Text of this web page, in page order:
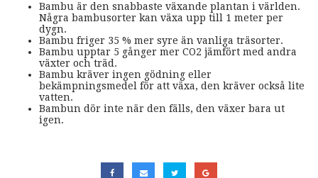
Bambu är den snabbaste växande plantan i världen.
Några bambusorter kan växa upp till 1 meter per
dygn.
Bambu friger 35 % mer syre än vanliga träsorter.
Bambu upptar 5 gånger mer CO2 jämfört med andra
växter och träd.
Bambu kräver ingen gödning eller
bekämpningsmedel för att växa, den kräver också lite
vatten.
Bambun dör inte när den fälls, den växer bara ut
igen.